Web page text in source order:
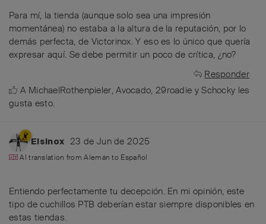
Para mí, la tienda (aunque solo sea una impresión
momentánea) no estaba a la altura de la reputación, por lo
demás perfecta, de Victorinox. Y eso es lo único que quería
expresar aquí. Se debe permitir un poco de crítica, ¿no?
Responder
A MichaelRothenpieler,Avocado, 29roadie ySchocky les
gusta esto.
Elsinox 23 de Jun de 2025
AI translation fromAlemán to Español
Entiendo perfectamente tu decepción. En mi opinión, este
tipo de cuchillos PTB deberían estar siempre disponibles en
estas tiendas.